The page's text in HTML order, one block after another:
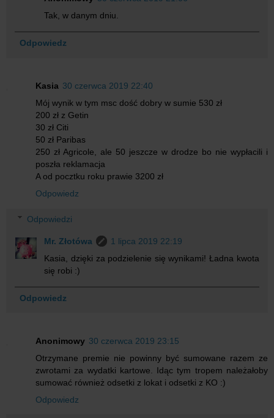
Tak, w danym dniu.
Odpowiedz
Kasia 30 czerwca 2019 22:40
Mój wynik w tym msc dość dobry w sumie 530 zł
200 zł z Getin
30 zł Citi
50 zł Paribas
250 zł Agricole, ale 50 jeszcze w drodze bo nie wypłacili i
poszła reklamacja
A od pocztku roku prawie 3200 zł
Odpowiedz
Odpowiedzi
Mr. Złotówa
1 lipca 2019 22:19
Kasia, dzięki za podzielenie się wynikami! Ładna kwota
się robi :)
Odpowiedz
Anonimowy 30 czerwca 2019 23:15
Otrzymane premie nie powinny być sumowane razem ze
zwrotami za wydatki kartowe. Idąc tym tropem należałoby
sumować również odsetki z lokat i odsetki z KO :)
Odpowiedz